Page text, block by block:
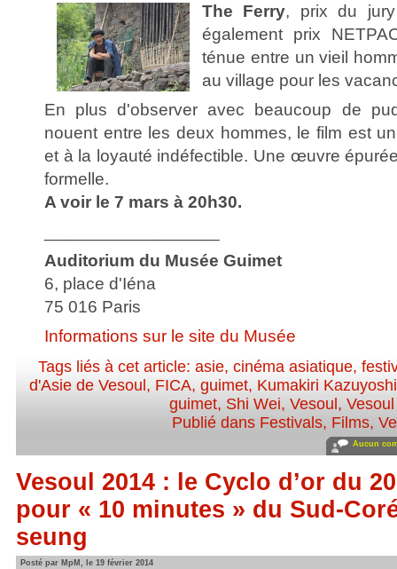
The Ferry, prix du jury
également prix
ténue entre un vieil
au village pour les
En plus d'observer avec beaucoup de
nouent entre les deux hommes, le film est
et à la loyauté indéfectible. Une œuvre
formelle.
A voir le 7 mars à 20h30.
Auditorium du Musée Guimet
6, place d'Iéna
75 016 Paris
Informations sur le site du Musée
Tags liés à cet article:asie,cinéma asiatique,
d'Asie de Vesoul , FICA,guimet, Kumakiri Kazuyoshi
guimet, Shi Wei, Vesoul ,
Publié dans Festivals, Films,
Aucun
Vesoul 2014 : le Cyclo d’or du
pour « 10 minutes » du Sud-
seung
Posté par MpM, le 19 février 2014